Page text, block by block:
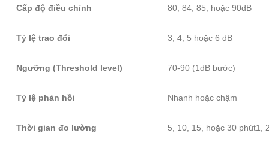
Cấp độ điều chỉnh 80, 84, 85, hoặc 90dB
Tỷ lệ trao đổi 3, 4, 5 hoặc 6 dB
Ngưỡng (Threshold level) 70-90 (1dB bước)
Tỷ lệ phản hồi Nhanh hoặc chậm
Thời gian đo lường 5, 10, 15, hoặc 30 phút1,